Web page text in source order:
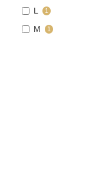
L 1
M 1